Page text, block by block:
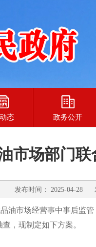
态 政务公开
市场部门
发布时间： 2025-04-28
油市场经营事中事后监管
，现制定如下方案。